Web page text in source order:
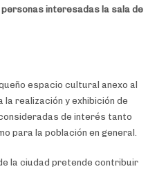
interesadas la sala de
espacio cultural anexo al
realización y exhibición de
de interés tanto
para la población en general.
la ciudad pretende contribuir